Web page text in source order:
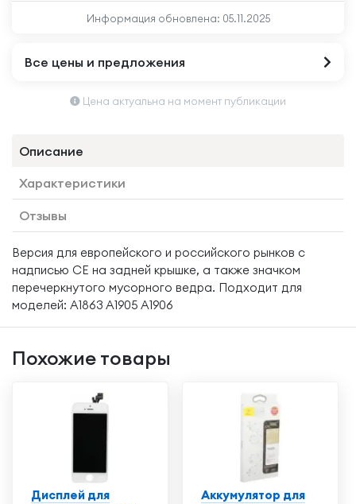
Информация обновлена: 05.11.2025
Все цены и предложения
Цена актуальна на момент публикации
Описание
Характеристики
Отзывы
Версия для европейского и российского рынков с
надписью CE на задней крышке, а также значком
перечеркнутого мусорного ведра. Подходит для
моделей: A1863 A1905 A1906
Похожие товары
Дисплей для
Аккумулятор для